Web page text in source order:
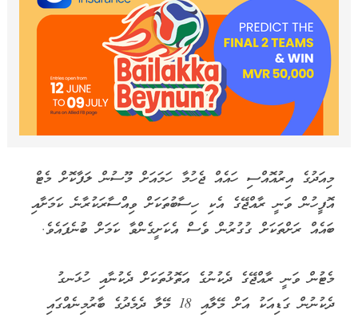
މިއަދުގެ އިރުއޮއްސި ހައެއް ޖެހުމާ ހަމައަށް މޫސުން ލަފާކޮށް މެޓް
އޮފީހުން ވަނީ ރާއްޖޭގެ އެކި ހިސާބުތަކަށް ވިއްސާރަކުރާނެ ކަމަށާއި
ބައެއް ރަށްތަކަށް ގުގުރުން ވެސް އެކަށީގެންވާ ކަމަށް ބުނެފައެވެ.
މެޓުން ވަނީ ރާއްޖޭގެ ދެކުނުގެ އަތޮޅުތަކަށް ދެކުނާއި ހުޅަނގު
ދެކުނުން ގަޑިއަކު އަށް މޭލާއި 18 މޭލާ ދެމެދުގެ ބާރުމިނެއްގައި